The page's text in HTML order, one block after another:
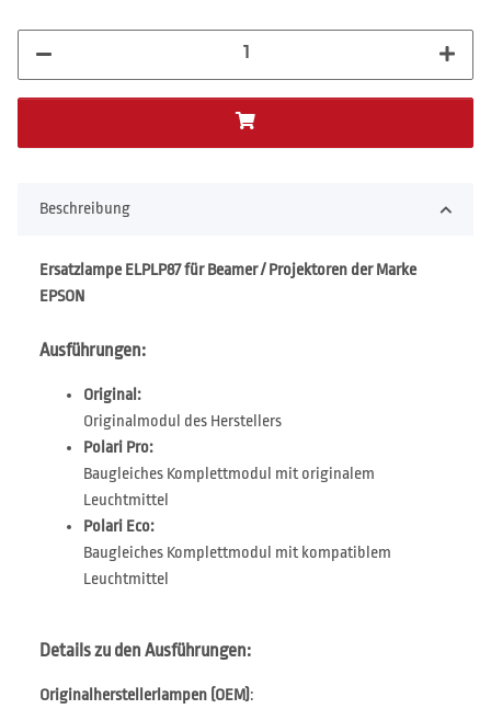
Beschreibung
Ersatzlampe ELPLP87 für Beamer / Projektoren der Marke
EPSON
Ausführungen:
Original:
Originalmodul des Herstellers
Polari Pro:
Baugleiches Komplettmodul mit originalem
Leuchtmittel
Polari Eco:
Baugleiches Komplettmodul mit kompatiblem
Leuchtmittel
Details zu den Ausführungen:
Originalherstellerlampen (OEM):